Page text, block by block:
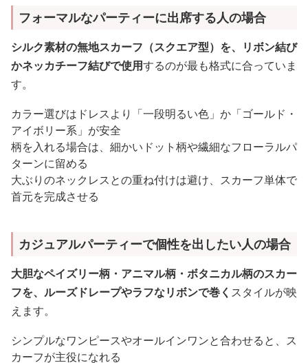
フォーマルなパーティーに出席する人の場合
シルク素材の無地スカーフ（スクエア型）を、リボン結び
かネッカチーフ結びで使用するのが最も格式に合っていま
す。
カラー選びはドレスより「一段明るい色」か「ゴールド・
アイボリー系」が安全
柄を入れる場合は、細かいドット柄や繊細なフローラルパ
ターンに留める
大ぶりのネックレスとの重ね付けは避け、スカーフ単体で
首元を完成させる
カジュアルパーティーで個性を出したい人の場合
大胆なペイズリー柄・アニマル柄・ボタニカル柄のスカー
フを、ルーズドレープやラフなリボンで巻く スタイルが映
えます。
シンプルなワンピースやオールインワンと合わせると、ス
カーフが主役になれる